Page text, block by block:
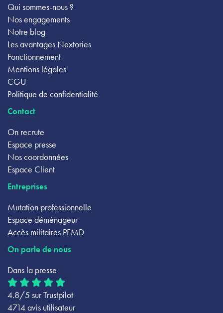
Qui sommes-nous ?
Nos engagements
Notre blog
Les avantages Nextories
Fonctionnement
Mentions légales
CGU
Politique de confidentialité
Contact
On recrute
Espace presse
Nos coordonnées
Espace Client
Entreprises
Mutation professionnelle
Espace déménageur
Accès militaires PFMD
On parle de nous
Dans la presse
4.8/5 sur Trustpilot
4714 avis utilisateur